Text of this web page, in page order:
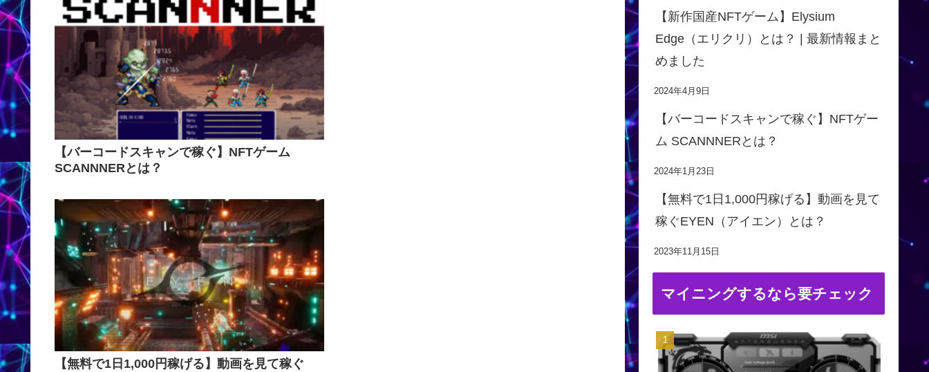
【バーコードスキャンで稼ぐ】NFTゲーム
SCANNNERとは？
【無料で1日1,000円稼げる】動画を見て稼ぐ
【新作国産NFTゲーム】Elysium
Edge（エリクリ）とは？ | 最新情報まと
めました
2024年4月9日
【バーコードスキャンで稼ぐ】NFTゲー
ム SCANNNERとは？
2024年1月23日
【無料で1日1,000円稼げる】動画を見て
稼ぐEYEN（アイエン）とは？
2023年11月15日
マイニングするなら要チェック